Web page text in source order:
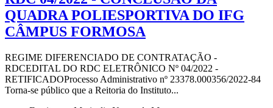
QUADRA POLIESPORTIVA DO IFG
CÂMPUS FORMOSA
REGIME DIFERENCIADO DE CONTRATAÇÃO -
RDCEDITAL DO RDC ELETRÔNICO Nº 04/2022 -
RETIFICADOProcesso Administrativo nº 23378.000356/2022-84
Torna-se público que a Reitoria do Instituto...